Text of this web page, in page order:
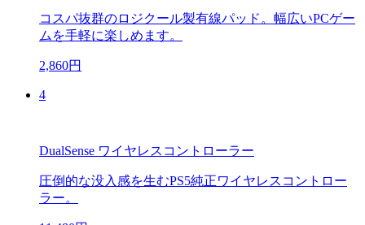
コスパ抜群のロジクール製有線パッド。幅広いPCゲー
ムを手軽に楽しめます。
2,860円
4
DualSense ワイヤレスコントローラー
圧倒的な没入感を生むPS5純正ワイヤレスコントロー
ラー。